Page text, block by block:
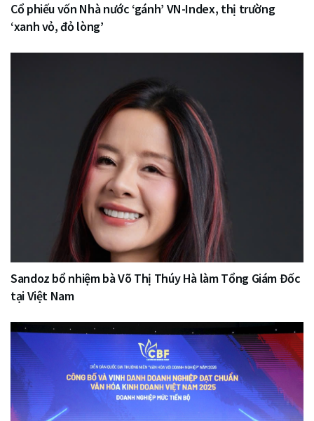
Cổ phiếu vốn Nhà nước ‘gánh’ VN-Index, thị trường
‘xanh vỏ, đỏ lòng’
Sandoz bổ nhiệm bà Võ Thị Thúy Hà làm Tổng Giám Đốc
tại Việt Nam